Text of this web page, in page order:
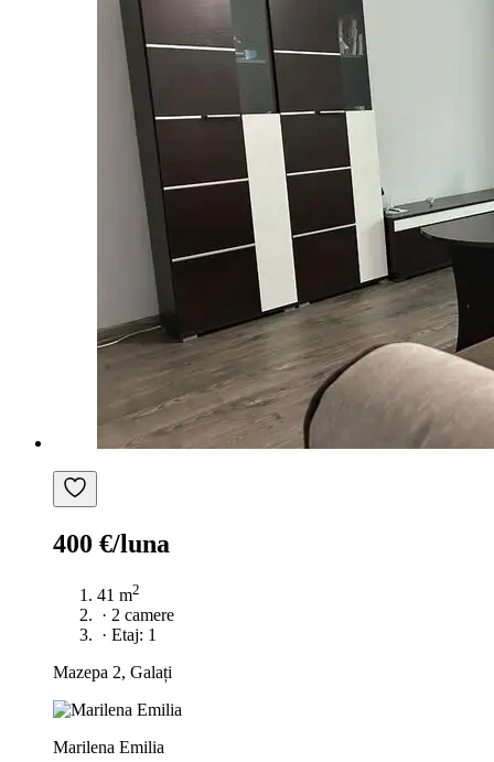
400 €/luna
41 m2
· 2 camere
· Etaj: 1
Mazepa 2, Galați
Marilena Emilia